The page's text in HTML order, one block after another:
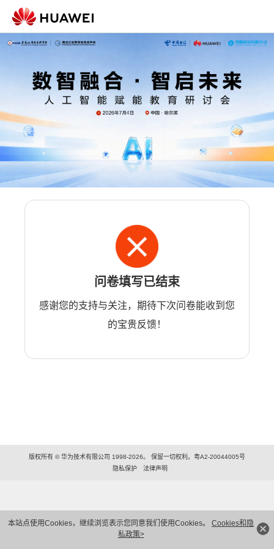
本站点使用Cookies，继续浏览表示您同意我们使用Cookies。 Cookies和隐
私政策>
问卷填写已结束
感谢您的支持与关注，期待下次问卷能收到您
的宝贵反馈！
版权所有 © 华为技术有限公司 1998-2026。 保留一切权利。粤A2-20044005号
隐私保护
法律声明